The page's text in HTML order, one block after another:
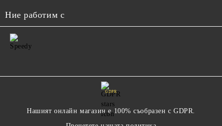
Ние работим с
GDPR
Нашият онлайн магазин е 100% съобразен с GDPR.